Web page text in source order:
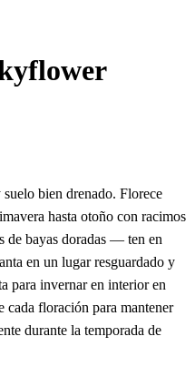
bien drenado. Florece
hasta otoño con racimos
de bayas doradas — ten en
en un lugar resguardado y
para invernar en interior en
cada floración para mantener
durante la temporada de